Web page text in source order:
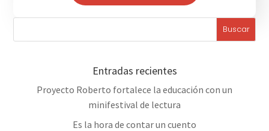
Entradas recientes
Proyecto Roberto fortalece la educación con un
minifestival de lectura
Es la hora de contar un cuento